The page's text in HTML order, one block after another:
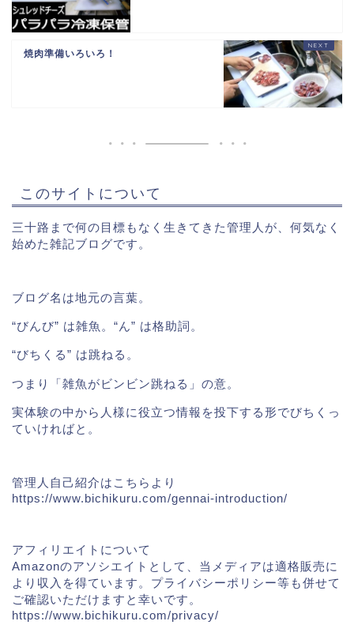
焼肉準備いろいろ！
このサイトについて
三十路まで何の目標もなく生きてきた管理人が、何気なく
始めた雑記ブログです。
ブログ名は地元の言葉。
“びんび” は雑魚。“ん” は格助詞。
“びちくる” は跳ねる。
つまり「雑魚がビンビン跳ねる」の意。
実体験の中から人様に役立つ情報を投下する形でびちくっ
ていければと。
管理人自己紹介はこちらより
https://www.bichikuru.com/gennai-introduction/
アフィリエイトについて
Amazonのアソシエイトとして、当メディアは適格販売に
より収入を得ています。プライバシーポリシー等も併せて
ご確認いただけますと幸いです。
https://www.bichikuru.com/privacy/